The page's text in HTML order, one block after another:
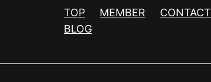
TOP MEMBER CONTACT
BLOG